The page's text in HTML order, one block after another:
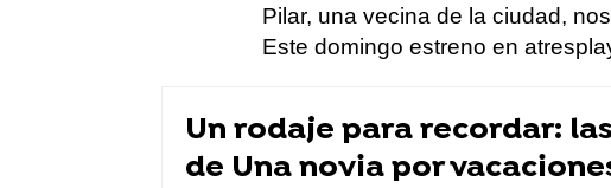
Pilar, una vecina de la ciudad,
Este domingo estreno en
Un rodaje para recordar:
de Una novia por